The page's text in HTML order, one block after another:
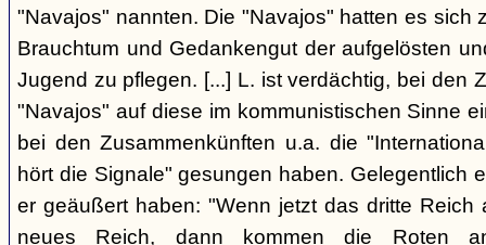
"Navajos" nannten. Die "Navajos" hatten es sich
Brauchtum und Gedankengut der aufgelösten
Jugend zu pflegen. [...] L. ist verdächtig, bei den
"Navajos" auf diese im kommunistischen Sinne
bei den Zusammenkünften u.a. die
hört die Signale" gesungen haben. Gelegentlich
er geäußert haben: "Wenn jetzt das dritte Reich
neues Reich, dann kommen die Roten